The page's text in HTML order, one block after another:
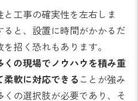
工事の確実性を左右しま
と、設置に時間がかかるだ
招く恐れもあります。
の現場でノウハウを積み重
軟に対応できる ことが強み
の選択肢が必要であり、そ